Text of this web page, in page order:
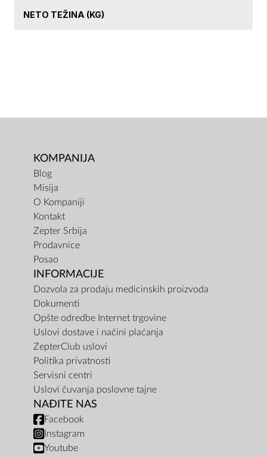
NETO TEŽINA (KG)
KOMPANIJA
Blog
Misija
O Kompaniji
Kontakt
Zepter Srbija
Prodavnice
Posao
INFORMACIJE
Dozvola za prodaju medicinskih proizvoda
Dokumenti
Opšte odredbe Internet trgovine
Uslovi dostave i načini plaćanja
ZepterClub uslovi
Politika privatnosti
Servisni centri
Uslovi čuvanja poslovne tajne
NAĐITE NAS
Facebook
Instagram
Youtube